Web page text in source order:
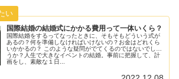
国際結婚の結婚式にかかる費用って一体いくら？
国際結婚をするってなったときに、そもそもどういう式が
あるの？何を準備しなければいけないの？お金はどれくら
いかかるの？ このような疑問がでてくるのではないでしょ
うか？人生で大きなイベントの結婚。事前に把握して、計
画をし、素敵な１日...